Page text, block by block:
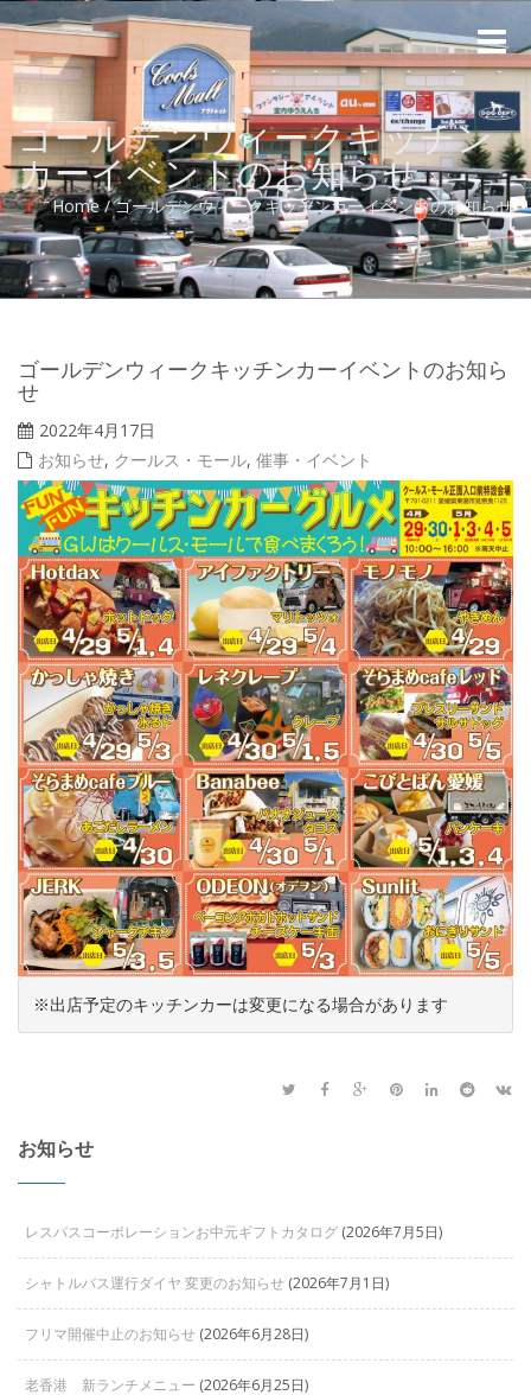
Toggle
ゴールデンウィークキッチン
カーイベントのお知らせ
Home / ゴールデンウィークキッチンカーイベントのお知らせ
ゴールデンウィークキッチンカーイベントのお知ら
せ
2022年4月17日
お知らせ, クールス・モール, 催事・イベント
※出店予定のキッチンカーは変更になる場合があります
お知らせ
レスパスコーポレーションお中元ギフトカタログ (2026年7月5日)
シャトルバス運行ダイヤ 変更のお知らせ (2026年7月1日)
フリマ開催中止のお知らせ (2026年6月28日)
老香港 新ランチメニュー (2026年6月25日)